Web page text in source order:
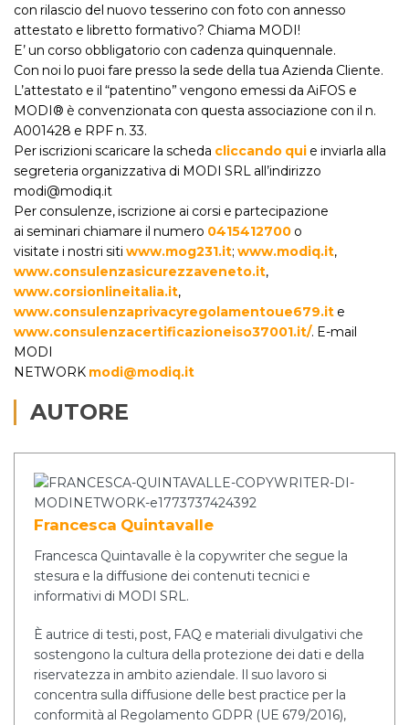
con rilascio del nuovo tesserino con foto con annesso
attestato e libretto formativo? Chiama MODI!
E’ un corso obbligatorio con cadenza quinquennale.
Con noi lo puoi fare presso la sede della tua Azienda Cliente.
L’attestato e il “patentino” vengono emessi da AiFOS e
MODI® è convenzionata con questa associazione con il n.
A001428 e RPF n. 33.
Per iscrizioni scaricare la scheda cliccando qui e inviarla alla
segreteria organizzativa di MODI SRL all’indirizzo
modi@modiq.it
Per consulenze, iscrizione ai corsi e partecipazione
ai seminari chiamare il numero 0415412700 o
visitate i nostri siti www.mog231.it; www.modiq.it,
www.consulenzasicurezzaveneto.it,
www.corsionlineitalia.it,
www.consulenzaprivacyregolamentoue679.it e
www.consulenzacertificazioneiso37001.it/. E-mail
MODI
NETWORK modi@modiq.it
AUTORE
Francesca Quintavalle
Francesca Quintavalle è la copywriter che segue la
stesura e la diffusione dei contenuti tecnici e
informativi di MODI SRL.
È autrice di testi, post, FAQ e materiali divulgativi che
sostengono la cultura della protezione dei dati e della
riservatezza in ambito aziendale. Il suo lavoro si
concentra sulla diffusione delle best practice per la
conformità al Regolamento GDPR (UE 679/2016),